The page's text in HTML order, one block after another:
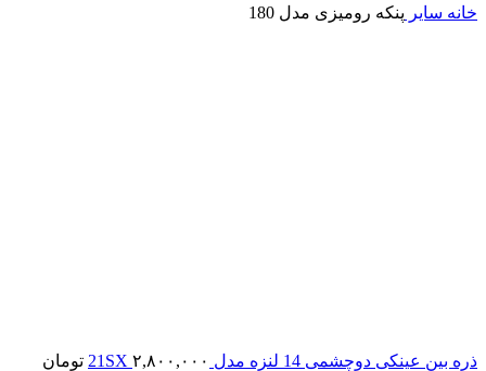
خانه سایر پنکه رومیزی مدل 180
ذره بین عینکی دوچشمی 14 لنزه مدل 21SX ۲,۸۰۰,۰۰۰
تومان